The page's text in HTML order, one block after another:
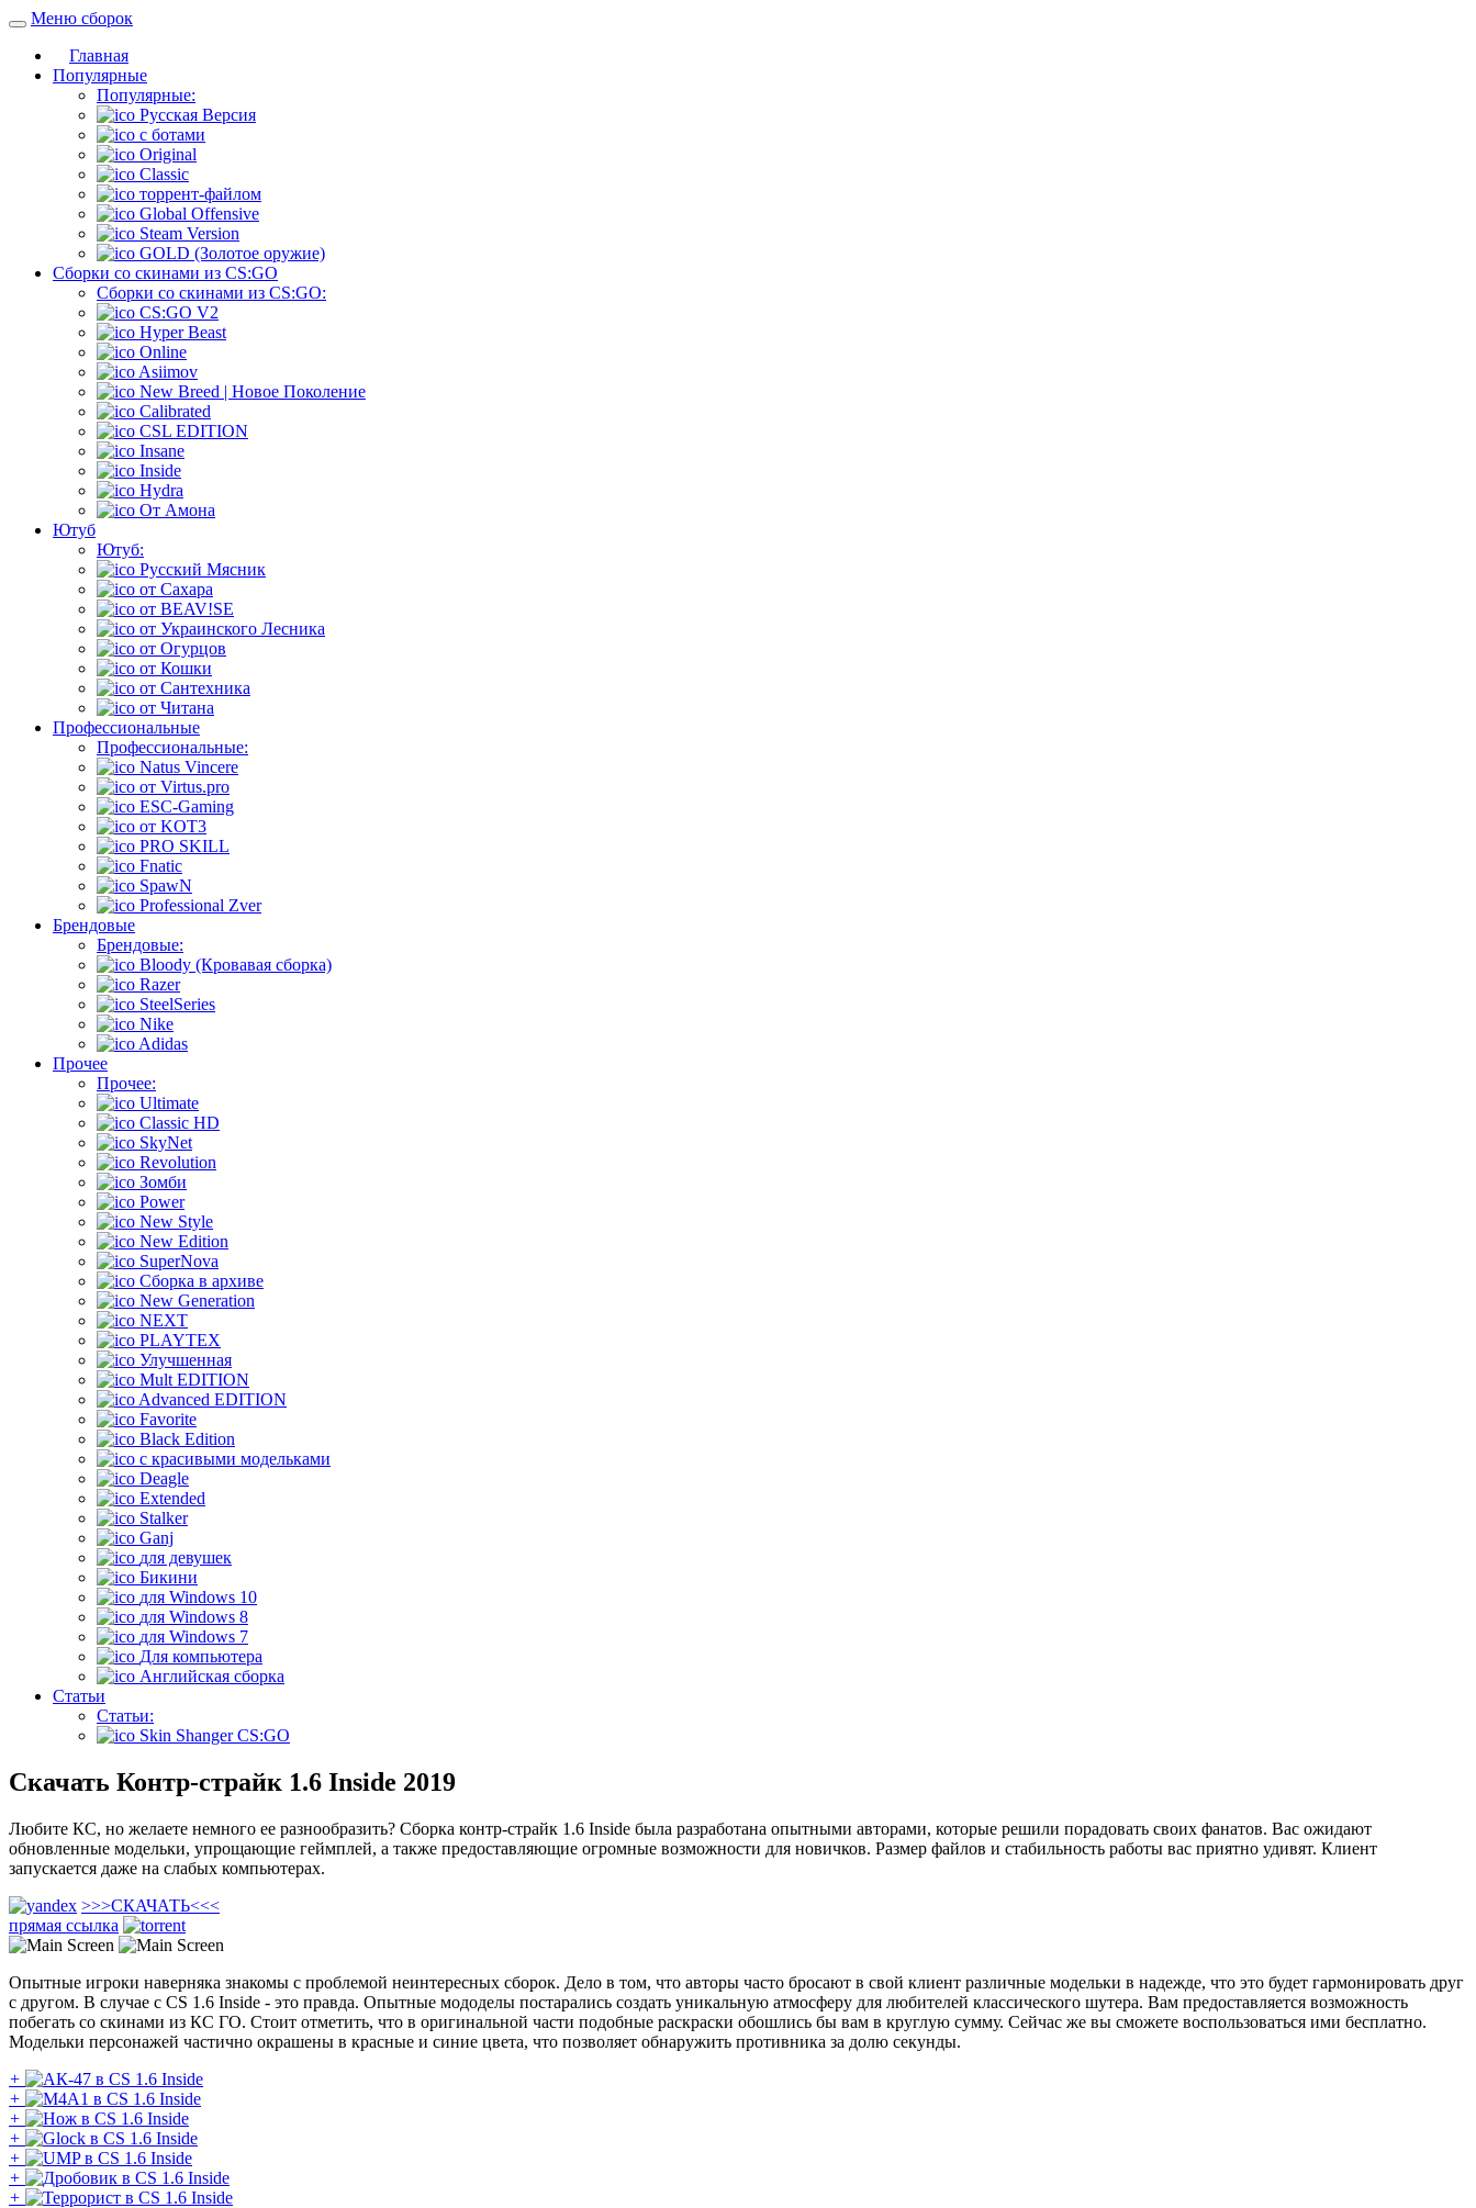
Меню сборок
Главная
Популярные
Популярные:
Русская Версия
c ботами
Original
Classic
торрент-файлом
Global Offensive
Steam Version
GOLD (Золотое оружие)
Сборки со скинами из CS:GO
Сборки со скинами из CS:GO:
CS:GO V2
Hyper Beast
Online
Asiimov
New Breed | Новое Поколение
Calibrated
CSL EDITION
Insane
Inside
Hydra
От Амона
Ютуб
Ютуб:
Русский Мясник
от Сахара
от BEAV!SE
от Украинского Лесника
от Огурцов
от Кошки
от Сантехника
от Читана
Профессиональные
Профессиональные:
Natus Vincere
от Virtus.pro
ESC-Gaming
от KOT3
PRO SKILL
Fnatic
SpawN
Professional Zver
Брендовые
Брендовые:
Bloody (Кровавая сборка)
Razer
SteelSeries
Nike
Adidas
Прочее
Прочее:
Ultimate
Classic HD
SkyNet
Revolution
Зомби
Power
New Style
New Edition
SuperNova
Сборка в архиве
New Generation
NEXT
PLAYTEX
Улучшенная
Mult EDITION
Advanced EDITION
Favorite
Black Edition
с красивыми модельками
Deagle
Extended
Stalker
Ganj
для девушек
Бикини
для Windows 10
для Windows 8
для Windows 7
Для компьютера
Английская сборка
Статьи
Статьи:
Skin Shanger CS:GO
Скачать Контр-страйк 1.6 Inside 2019
Любите КС, но желаете немного ее разнообразить? Сборка контр-страйк 1.6 Inside была разработана опытными авторами, которые решили порадовать своих фанатов. Вас ожидают
обновленные модельки, упрощающие геймплей, а также предоставляющие огромные возможности для новичков. Размер файлов и стабильность работы вас приятно удивят. Клиент
запускается даже на слабых компьютерах.
>>>СКАЧАТЬ<<<
прямая ссылка
Опытные игроки наверняка знакомы с проблемой неинтересных сборок. Дело в том, что авторы часто бросают в свой клиент различные модельки в надежде, что это будет гармонировать друг
с другом. В случае с CS 1.6 Inside - это правда. Опытные мододелы постарались создать уникальную атмосферу для любителей классического шутера. Вам предоставляется возможность
побегать со скинами из КС ГО. Стоит отметить, что в оригинальной части подобные раскраски обошлись бы вам в круглую сумму. Сейчас же вы сможете воспользоваться ими бесплатно.
Модельки персонажей частично окрашены в красные и синие цвета, что позволяет обнаружить противника за долю секунды.
+
+
+
+
+
+
+